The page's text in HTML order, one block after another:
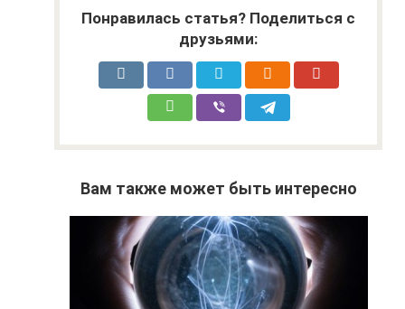
Понравилась статья? Поделиться с
друзьями:
Вам также может быть интересно